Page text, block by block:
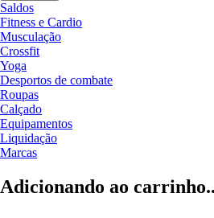
Saldos
Fitness e Cardio
Musculação
Crossfit
Yoga
Desportos de combate
Roupas
Calçado
Equipamentos
Liquidação
Marcas
Adicionando ao